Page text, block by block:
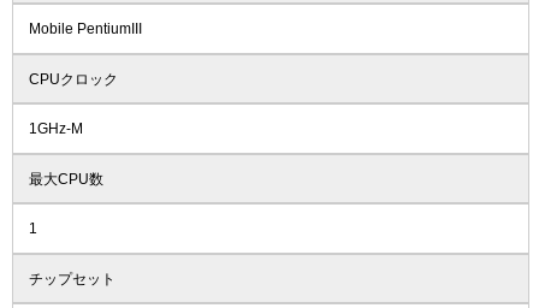
Mobile PentiumIII
CPUクロック
1GHz-M
最大CPU数
1
チップセット